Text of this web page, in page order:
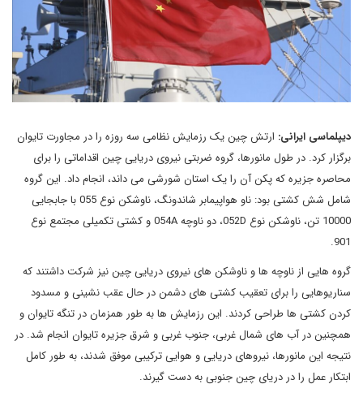
دیپلماسی ایرانی: ارتش چین یک رزمایش نظامی سه روزه را در مجاورت تایوان
برگزار کرد. در طول مانورها، گروه ضربتی نیروی دریایی چین اقداماتی را برای
محاصره جزیره که پکن آن را یک استان شورشی می ‌داند، انجام داد. این گروه
شامل شش کشتی بود: ناو هواپیمابر شاندونگ، ناوشکن نوع 055 با جابجایی
10000 تن، ناوشکن نوع 052D، دو ناوچه 054A و کشتی تکمیلی مجتمع نوع
901.
گروه‌ هایی از ناوچه ‌ها و ناوشکن ‌های نیروی دریایی چین نیز شرکت داشتند که
سناریوهایی را برای تعقیب کشتی ‌های دشمن در حال عقب ‌نشینی و مسدود
کردن کشتی ‌ها طراحی کردند. این رزمایش ها به طور همزمان در تنگه تایوان و
همچنین در آب های شمال غربی، جنوب غربی و شرق جزیره تایوان انجام شد. در
نتیجه این مانورها، نیروهای دریایی و هوایی ترکیبی موفق شدند، به طور کامل
ابتکار عمل را در دریای چین جنوبی به دست گیرند.